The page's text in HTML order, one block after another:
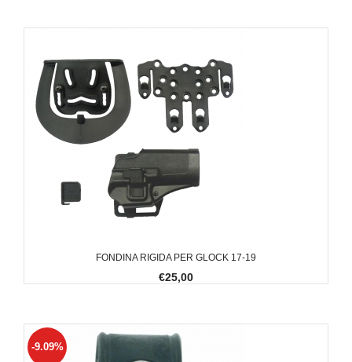
FONDINA RIGIDA PER GLOCK 17-19
€25,00
-9.09%